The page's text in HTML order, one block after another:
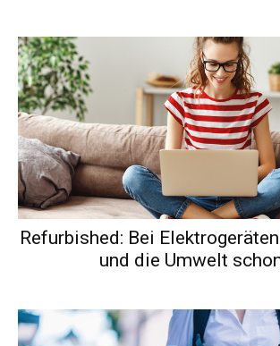
Refurbished: Bei
und die Umwelt